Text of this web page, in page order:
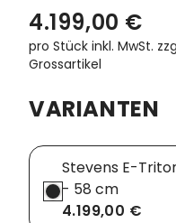
Steuersätze
Zahnkränze
Single Speed
Spiegel
Taschen
Trainingsrollen
4.199,00 €
pro Stück inkl. MwSt.
Grossartikel
VARIANTEN
Stevens E-
- 58 cm
4.199,00 €